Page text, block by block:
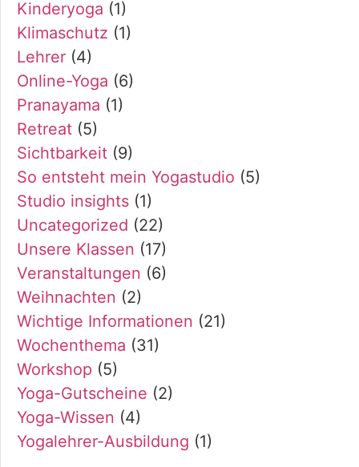
Kinderyoga (1)
Klimaschutz (1)
Lehrer (4)
Online-Yoga (6)
Pranayama (1)
Retreat (5)
Sichtbarkeit (9)
So entsteht mein Yogastudio (5)
Studio insights (1)
Uncategorized (22)
Unsere Klassen (17)
Veranstaltungen (6)
Weihnachten (2)
Wichtige Informationen (21)
Wochenthema (31)
Workshop (5)
Yoga-Gutscheine (2)
Yoga-Wissen (4)
Yogalehrer-Ausbildung (1)